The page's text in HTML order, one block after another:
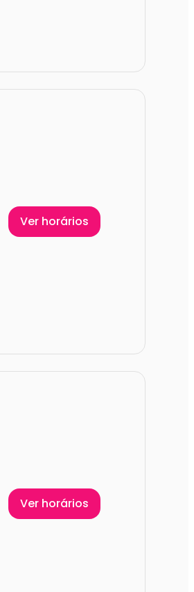
Ver horários
Ver horários